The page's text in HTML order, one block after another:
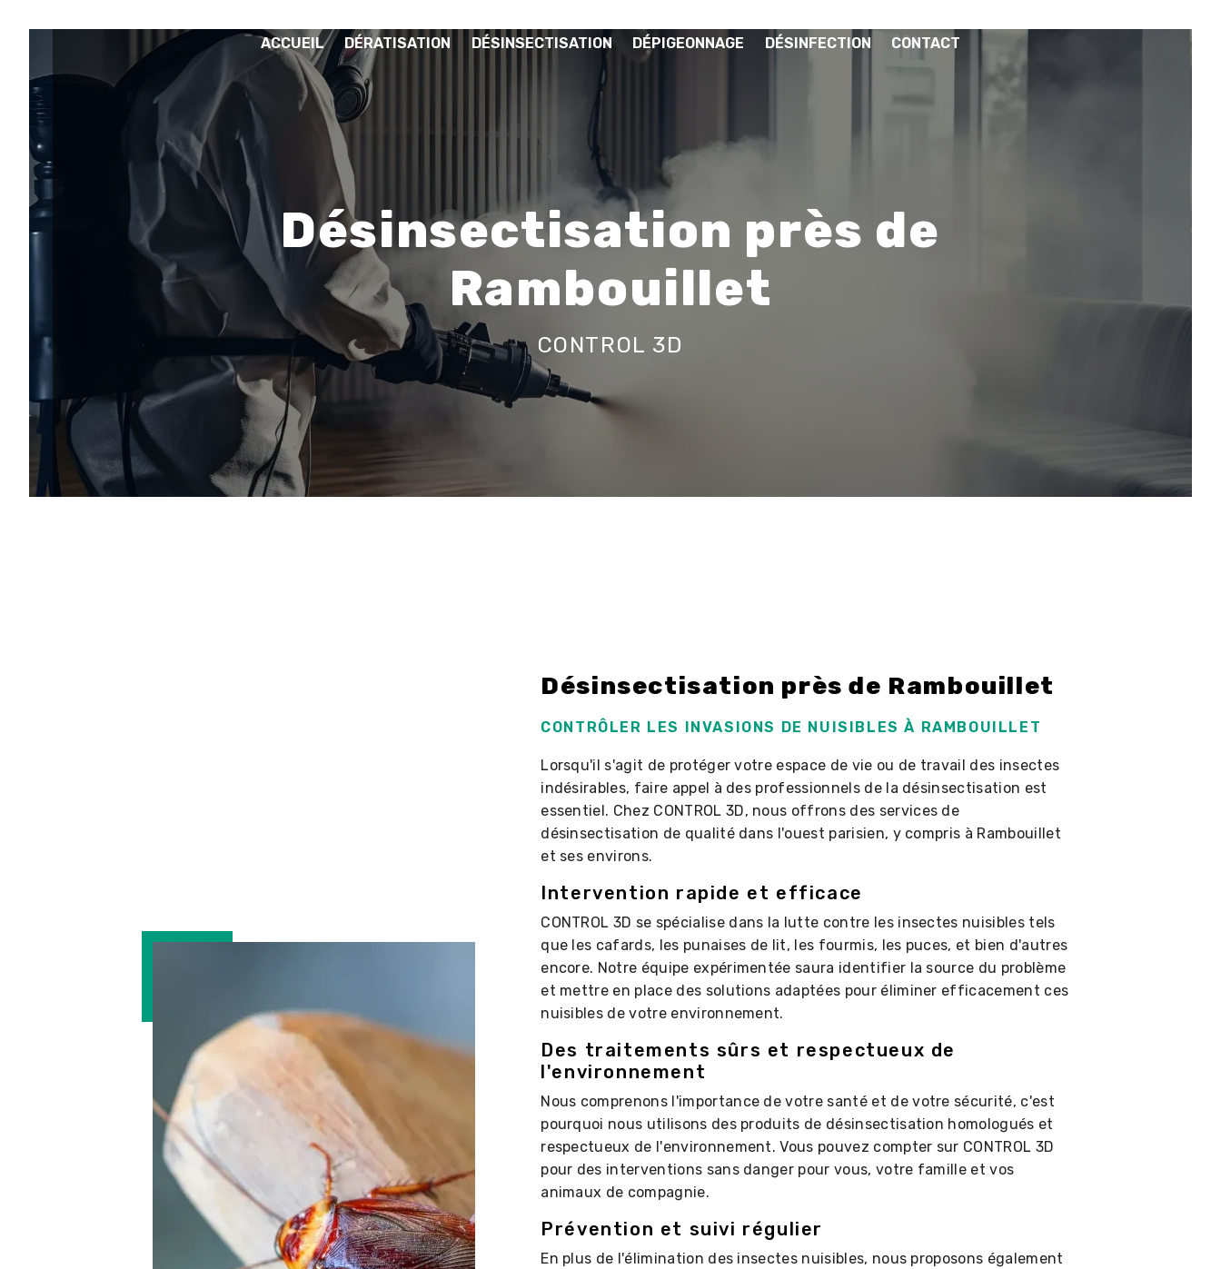
ACCUEIL DÉRATISATION DÉSINSECTISATION DÉPIGEONNAGE DÉSINFECTION CONTACT
Désinsectisation près de
Rambouillet
CONTROL 3D
Désinsectisation près de Rambouillet
CONTRÔLER LES INVASIONS DE NUISIBLES À RAMBOUILLET
Lorsqu'il s'agit de protéger votre espace de vie ou de travail des insectes
indésirables, faire appel à des professionnels de la désinsectisation est
essentiel. Chez CONTROL 3D, nous offrons des services de
désinsectisation de qualité dans l'ouest parisien, y compris à Rambouillet
et ses environs.
Intervention rapide et efficace
CONTROL 3D se spécialise dans la lutte contre les insectes nuisibles tels
que les cafards, les punaises de lit, les fourmis, les puces, et bien d'autres
encore. Notre équipe expérimentée saura identifier la source du problème
et mettre en place des solutions adaptées pour éliminer efficacement ces
nuisibles de votre environnement.
Des traitements sûrs et respectueux de
l'environnement
Nous comprenons l'importance de votre santé et de votre sécurité, c'est
pourquoi nous utilisons des produits de désinsectisation homologués et
respectueux de l'environnement. Vous pouvez compter sur CONTROL 3D
pour des interventions sans danger pour vous, votre famille et vos
animaux de compagnie.
Prévention et suivi régulier
En plus de l'élimination des insectes nuisibles, nous proposons également